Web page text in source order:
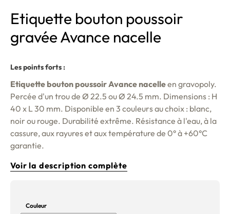
Etiquette bouton poussoir
gravée Avance nacelle
Les points forts :
Etiquette bouton poussoir Avance nacelleen gravopoly.
Percée d'un trou de Ø 22.5 ou Ø 24.5 mm. Dimensions : H
40 x L 30 mm. Disponible en 3 couleurs au choix : blanc,
noir ou rouge. Durabilité extrême. Résistance à l'eau, à la
cassure, aux rayures et aux température de 0° à +60°C
garantie.
Voir la description complète
Couleur